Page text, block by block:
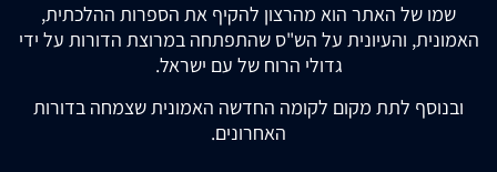
שמו של האתר הוא מהרצון להקיף את הספרות ההלכתית,
האמונית, והעיונית על הש"ס שהתפתחה במרוצת הדורות על ידי
גדולי הרוח של עם ישראל.
ובנוסף לתת מקום לקומה החדשה האמונית שצמחה בדורות
האחרונים.